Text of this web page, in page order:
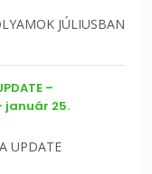
JÚLIUSBAN
–
január 25.
UPDATE